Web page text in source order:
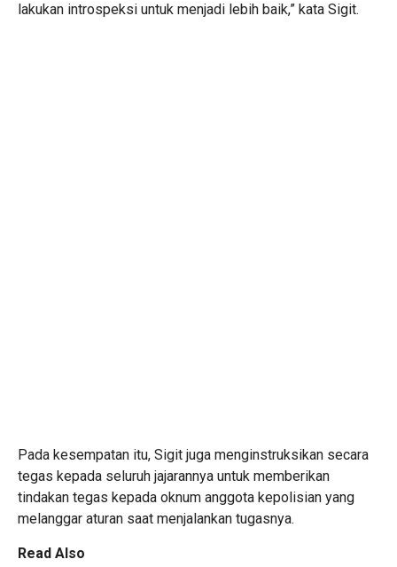
lakukan introspeksi untuk menjadi lebih baik,” kata Sigit.
Pada kesempatan itu, Sigit juga menginstruksikan secara
tegas kepada seluruh jajarannya untuk memberikan
tindakan tegas kepada oknum anggota kepolisian yang
melanggar aturan saat menjalankan tugasnya.
Read Also